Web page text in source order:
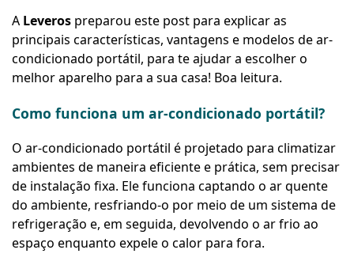
A Leveros preparou este post para explicar as
principais características, vantagens e modelos de ar-
condicionado portátil, para te ajudar a escolher o
melhor aparelho para a sua casa! Boa leitura.
Como funciona um ar-condicionado portátil?
O ar-condicionado portátil é projetado para climatizar
ambientes de maneira eficiente e prática, sem precisar
de instalação fixa. Ele funciona captando o ar quente
do ambiente, resfriando-o por meio de um sistema de
refrigeração e, em seguida, devolvendo o ar frio ao
espaço enquanto expele o calor para fora.